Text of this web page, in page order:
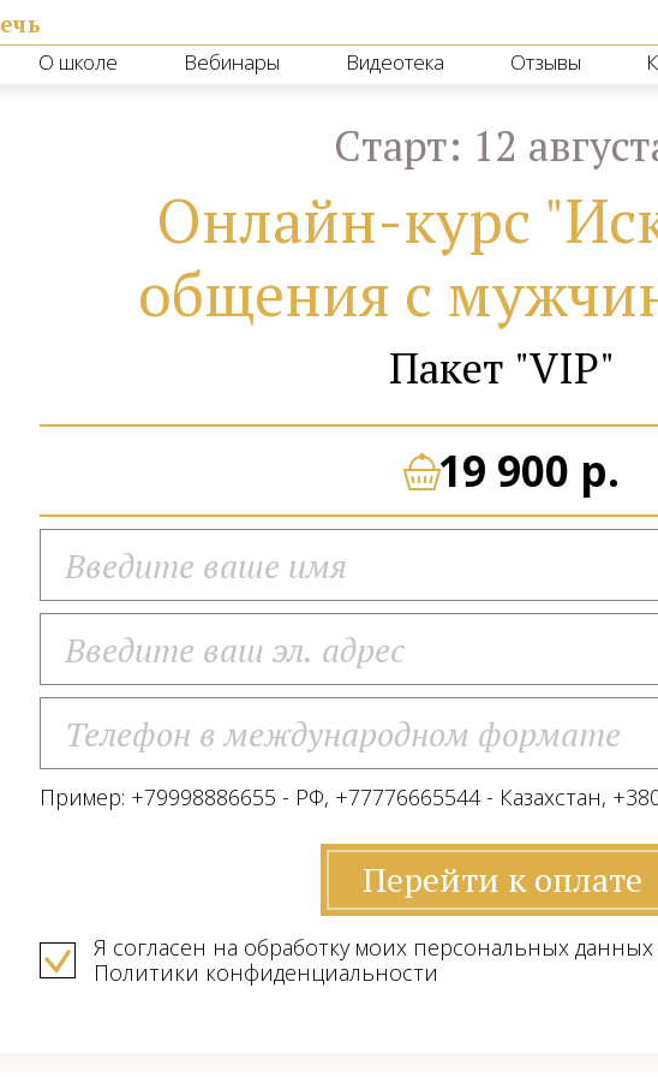
О школе Вебинары Видеотека Отзывы
Cтарт: 12
Онлайн-курс
общения с
Пакет "VIP"
19 900 р.
Пример: +79998886655 - РФ, +77776665544 - Казахстан,
Перейти к оплате
Я согласен на обработку моих персональных
Политики конфиденциальности